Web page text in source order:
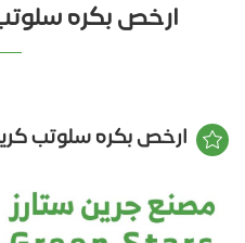
ارخص بكره
ارخص بكره سلوتب